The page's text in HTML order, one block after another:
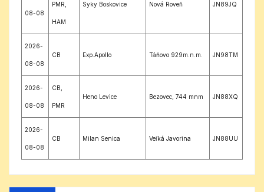
08-08
PMR,
HAM
Syky Boskovice Nová Roveň JN89JQ
2026-
08-08
CB Exp.Apollo Táňovo 929m.n.m. JN98TM
2026-
08-08
CB,
PMR
Heno Levice Bezovec, 744 mnm JN88XQ
2026-
08-08
CB Milan Senica Veľká Javorina JN88UU